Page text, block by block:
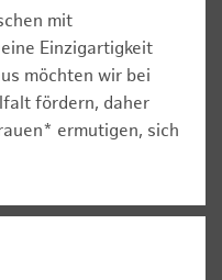
mit
Einzigartigkeit
möchten wir bei
fördern, daher
ermutigen, sich